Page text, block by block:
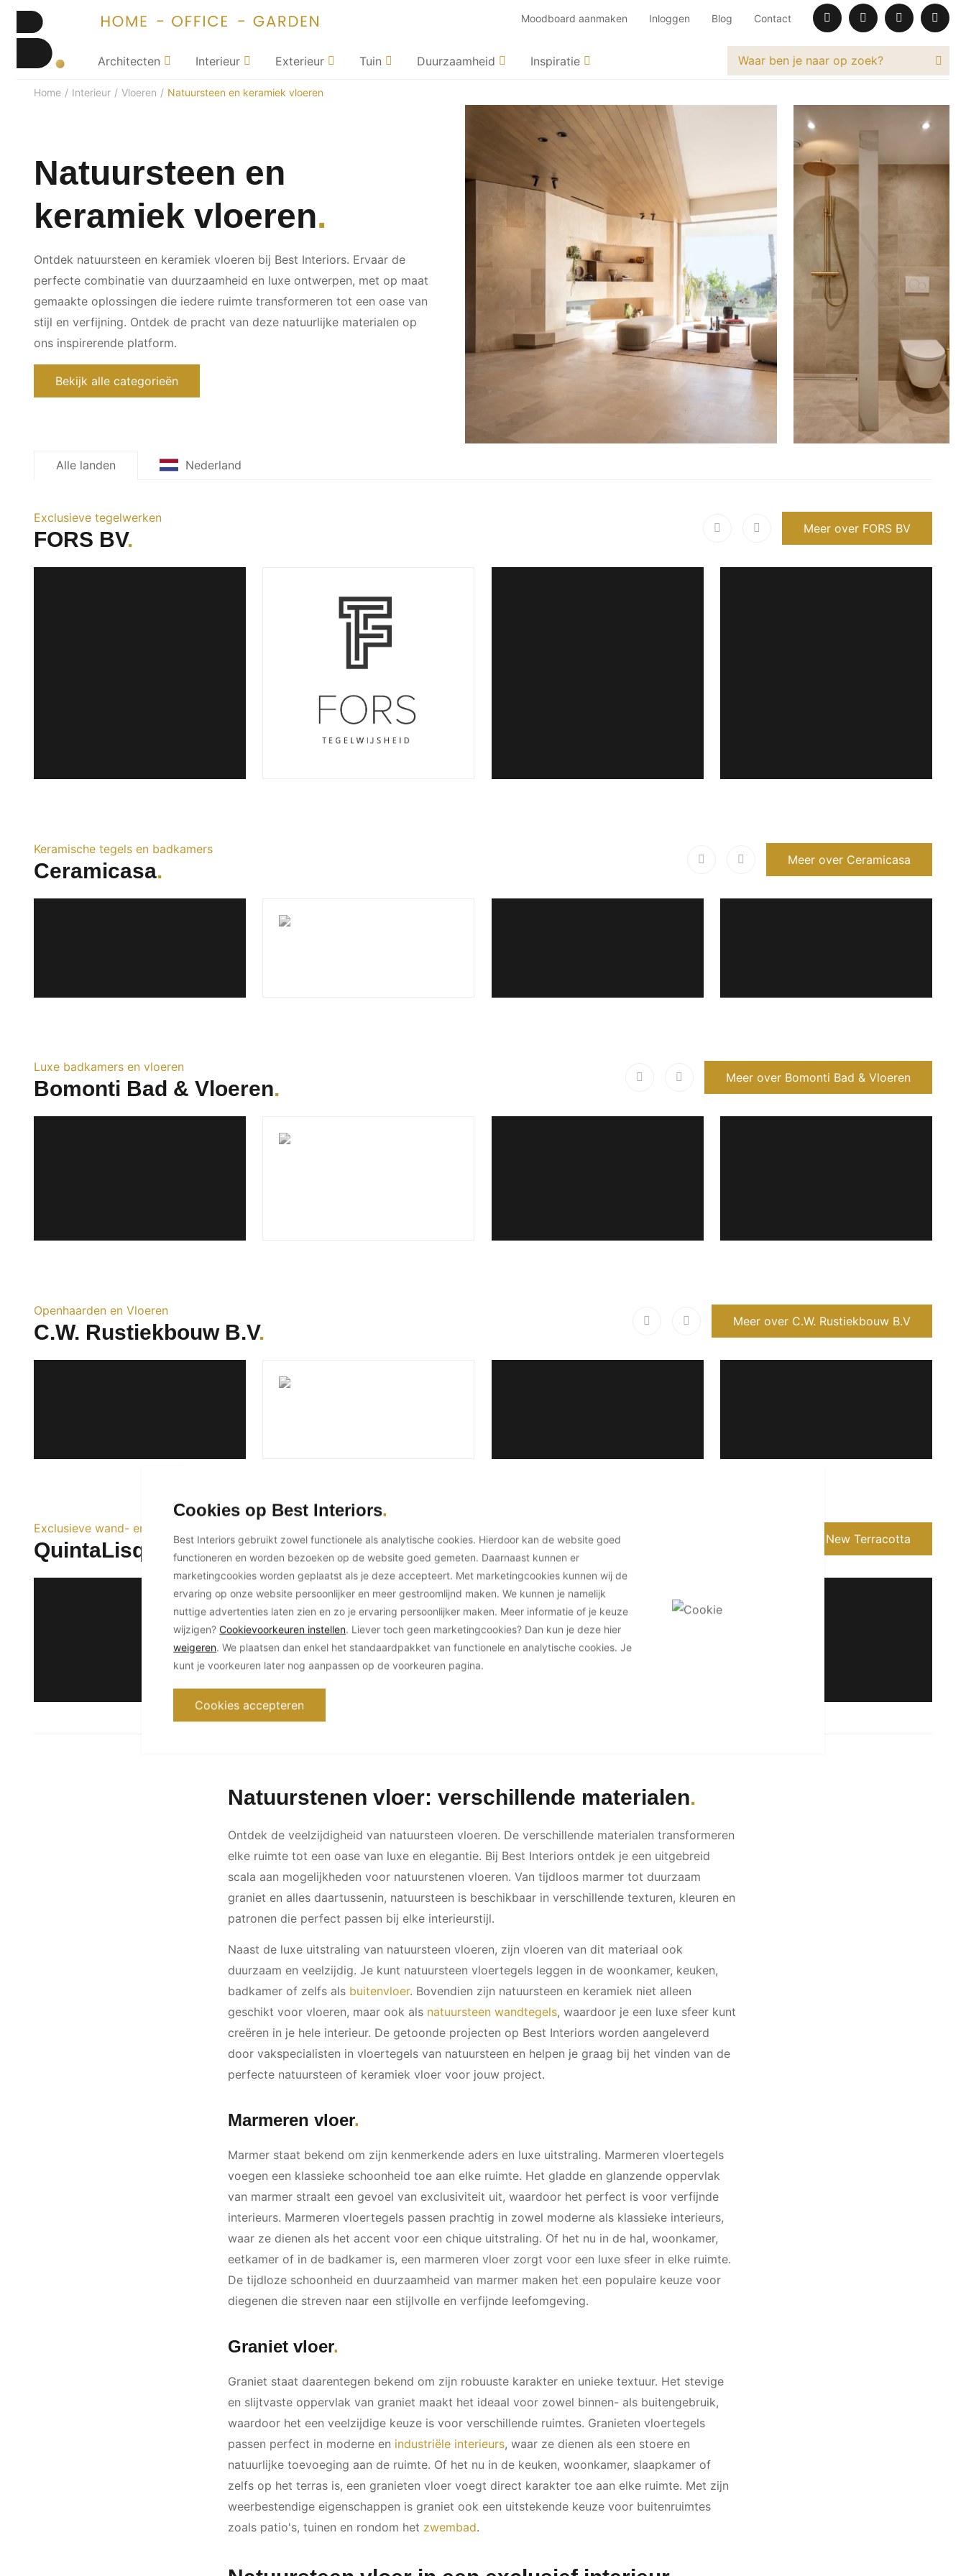
Moodboard aanmaken Inloggen Blog Contact
Architecten Interieur Exterieur Tuin Duurzaamheid Inspiratie
Home / Interieur / Vloeren / Natuursteen en keramiek vloeren
Natuursteen en
keramiek vloeren
Ontdek natuursteen en keramiek vloeren bij Best Interiors. Ervaar de
perfecte combinatie van duurzaamheid en luxe ontwerpen, met op maat
gemaakte oplossingen die iedere ruimte transformeren tot een oase van
stijl en verfijning. Ontdek de pracht van deze natuurlijke materialen op
ons inspirerende platform.
Bekijk alle categorieën
Alle landen Nederland
Exclusieve tegelwerken
FORS BV Meer over FORS BV
Keramische tegels en badkamers
Ceramicasa Meer over Ceramicasa
Luxe badkamers en vloeren
Bomonti Bad & Vloeren Meer over Bomonti Bad & Vloeren
Openhaarden en Vloeren
C.W. Rustiekbouw B.V Meer over C.W. Rustiekbouw B.V
Exclusieve wand- en vloertegels
QuintaLisque & New Terracotta Meer over QuintaLisque & New Terracotta
Natuurstenen vloer: verschillende materialen
Ontdek de veelzijdigheid van natuursteen vloeren. De verschillende materialen transformeren
elke ruimte tot een oase van luxe en elegantie. Bij Best Interiors ontdek je een uitgebreid
scala aan mogelijkheden voor natuurstenen vloeren. Van tijdloos marmer tot duurzaam
graniet en alles daartussenin, natuursteen is beschikbaar in verschillende texturen, kleuren en
patronen die perfect passen bij elke interieurstijl.
Naast de luxe uitstraling van natuursteen vloeren, zijn vloeren van dit materiaal ook
duurzaam en veelzijdig. Je kunt natuursteen vloertegels leggen in de woonkamer, keuken,
badkamer of zelfs als buitenvloer. Bovendien zijn natuursteen en keramiek niet alleen
geschikt voor vloeren, maar ook als natuursteen wandtegels, waardoor je een luxe sfeer kunt
creëren in je hele interieur. De getoonde projecten op Best Interiors worden aangeleverd
door vakspecialisten in vloertegels van natuursteen en helpen je graag bij het vinden van de
perfecte natuursteen of keramiek vloer voor jouw project.
Marmeren vloer
Marmer staat bekend om zijn kenmerkende aders en luxe uitstraling. Marmeren vloertegels
voegen een klassieke schoonheid toe aan elke ruimte. Het gladde en glanzende oppervlak
van marmer straalt een gevoel van exclusiviteit uit, waardoor het perfect is voor verfijnde
interieurs. Marmeren vloertegels passen prachtig in zowel moderne als klassieke interieurs,
waar ze dienen als het accent voor een chique uitstraling. Of het nu in de hal, woonkamer,
eetkamer of in de badkamer is, een marmeren vloer zorgt voor een luxe sfeer in elke ruimte.
De tijdloze schoonheid en duurzaamheid van marmer maken het een populaire keuze voor
diegenen die streven naar een stijlvolle en verfijnde leefomgeving.
Graniet vloer
Graniet staat daarentegen bekend om zijn robuuste karakter en unieke textuur. Het stevige
en slijtvaste oppervlak van graniet maakt het ideaal voor zowel binnen- als buitengebruik,
waardoor het een veelzijdige keuze is voor verschillende ruimtes. Granieten vloertegels
passen perfect in moderne en industriële interieurs, waar ze dienen als een stoere en
natuurlijke toevoeging aan de ruimte. Of het nu in de keuken, woonkamer, slaapkamer of
zelfs op het terras is, een granieten vloer voegt direct karakter toe aan elke ruimte. Met zijn
weerbestendige eigenschappen is graniet ook een uitstekende keuze voor buitenruimtes
zoals patio's, tuinen en rondom het zwembad.
Cookies op Best Interiors
Best Interiors gebruikt zowel functionele als analytische cookies. Hierdoor kan de website goed
functioneren en worden bezoeken op de website goed gemeten. Daarnaast kunnen er
marketingcookies worden geplaatst als je deze accepteert. Met marketingcookies kunnen wij de
ervaring op onze website persoonlijker en meer gestroomlijnd maken. We kunnen je namelijk
nuttige advertenties laten zien en zo je ervaring persoonlijker maken. Meer informatie of je keuze
wijzigen? Cookievoorkeuren instellen. Liever toch geen marketingcookies? Dan kun je deze hier
weigeren. We plaatsen dan enkel het standaardpakket van functionele en analytische cookies. Je
kunt je voorkeuren later nog aanpassen op de voorkeuren pagina.
Cookies accepteren